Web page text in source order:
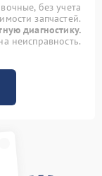
без учета
запчастей.
диагностику.
неисправность.